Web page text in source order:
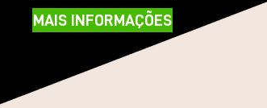
MAIS INFORMAÇÕES